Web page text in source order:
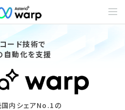
C
n
ード技術で
自動化を支援
内シェアNo.1の